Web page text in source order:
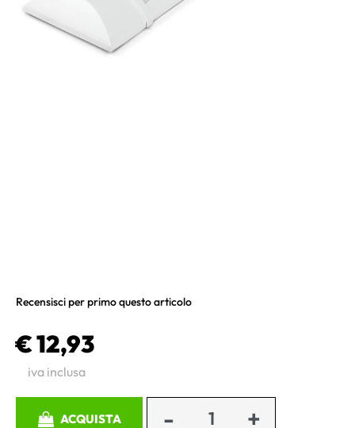
Recensisci per primo questo articolo
€ 12,93
iva inclusa
ACQUISTA